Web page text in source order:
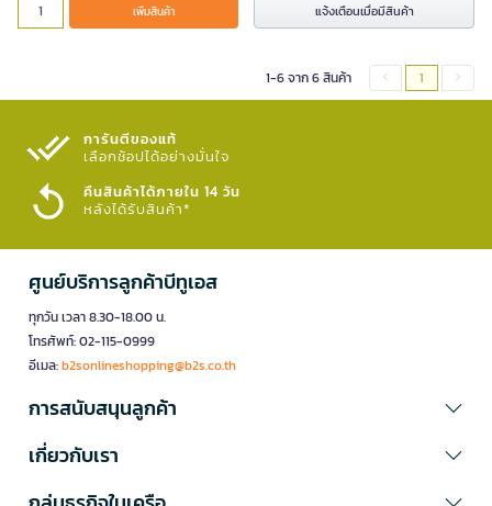
เพิ่มสินค้า แจ้งเตือนเมื่อมีสินค้า
1-6 จาก 6 สินค้า 1
การันตีของแท้
เลือกช้อปได้อย่างมั่นใจ​
คืนสินค้าได้ภายใน 14 วัน
หลังได้รับสินค้า*
ศูนย์บริการลูกค้าบีทูเอส
ทุกวัน เวลา 8.30-18.00 น.
โทรศัพท์: 02-115-0999
อีเมล:b2sonlineshopping@b2s.co.th
การสนับสนุนลูกค้า
เกี่ยวกับเรา